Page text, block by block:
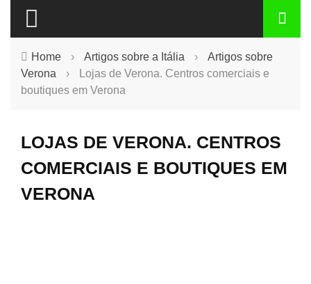
Home › Artigos sobre a Itália ›
Artigos sobre
Verona
›
Lojas de Verona. Centros comerciais e
boutiques em Verona
LOJAS DE VERONA. CENTROS
COMERCIAIS E BOUTIQUES EM
VERONA